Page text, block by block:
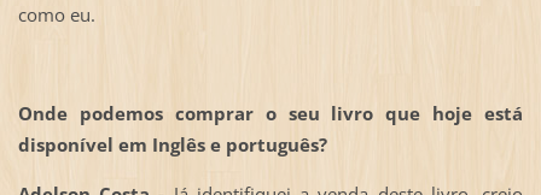
como eu.
Onde podemos comprar o seu livro que hoje está
disponível em Inglês e português?